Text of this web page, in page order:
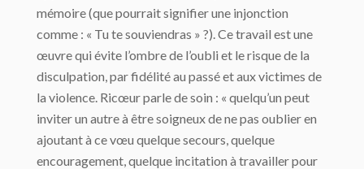
mémoire (que pourrait signifier une injonction
comme : « Tu te souviendras » ?). Ce travail est une
œuvre qui évite l’ombre de l’oubli et le risque de la
disculpation, par fidélité au passé et aux victimes de
la violence. Ricœur parle de soin : « quelqu’un peut
inviter un autre à être soigneux de ne pas oublier en
ajoutant à ce vœu quelque secours, quelque
encouragement, quelque incitation à travailler pour